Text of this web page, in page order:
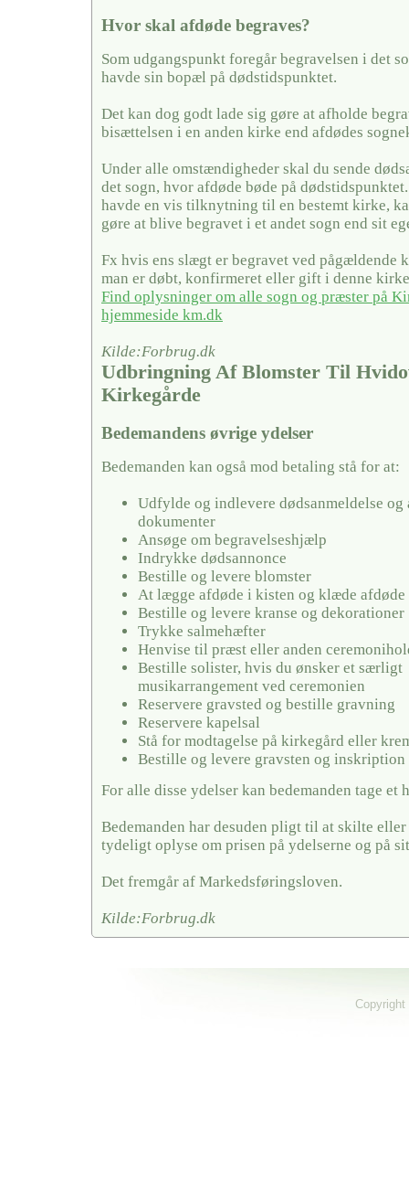
Hvor skal afdøde begraves?
Som udgangspunkt foregår begravelsen i det
havde sin bopæl på dødstidspunktet.
Det kan dog godt lade sig gøre at afholde
bisættelsen i en anden kirke end afdødes
Under alle omstændigheder skal du sende
det sogn, hvor afdøde bøde på
havde en vis tilknytning til en bestemt kirke,
gøre at blive begravet i et andet sogn end sit
Fx hvis ens slægt er begravet ved pågældende
man er døbt, konfirmeret eller gift i denne
Find oplysninger om alle sogn og præster på
hjemmeside km.dk
Kilde:Forbrug.dk
Udbringning Af Blomster Til
Kirkegårde
Bedemandens øvrige ydelser
Bedemanden kan også mod betaling stå for at:
Udfylde og indlevere dødsanmeldelse
dokumenter
Ansøge om begravelseshjælp
Indrykke dødsannonce
Bestille og levere blomster
At lægge afdøde i kisten og klæde afdøde
Bestille og levere kranse og dekorationer
Trykke salmehæfter
Henvise til præst eller anden
Bestille solister, hvis du ønsker et særligt
musikarrangement ved ceremonien
Reservere gravsted og bestille gravning
Reservere kapelsal
Stå for modtagelse på kirkegård eller
Bestille og levere gravsten og inskription
For alle disse ydelser kan bedemanden tage et
Bedemanden har desuden pligt til at skilte eller
tydeligt oplyse om prisen på ydelserne og på
Det fremgår af Markedsføringsloven.
Kilde:Forbrug.dk